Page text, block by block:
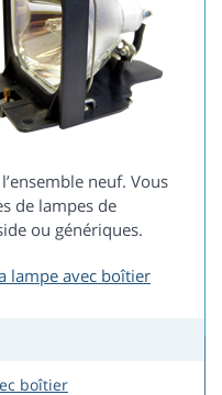
neuf. Vous
de lampes de
ou génériques.
lampe avec boîtier
boîtier